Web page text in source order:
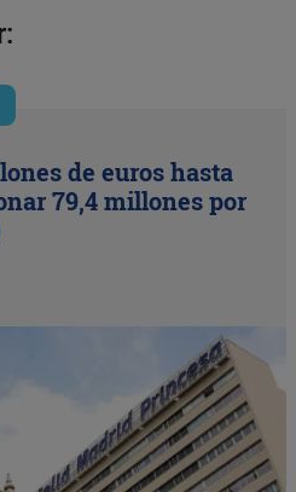
de euros hasta
79,4 millones por